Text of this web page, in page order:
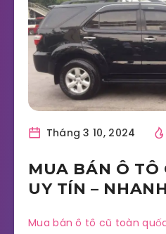
Tháng 3 10, 2024
MUA BÁN Ô TÔ
UY TÍN –
Mua bán ô tô cũ toàn